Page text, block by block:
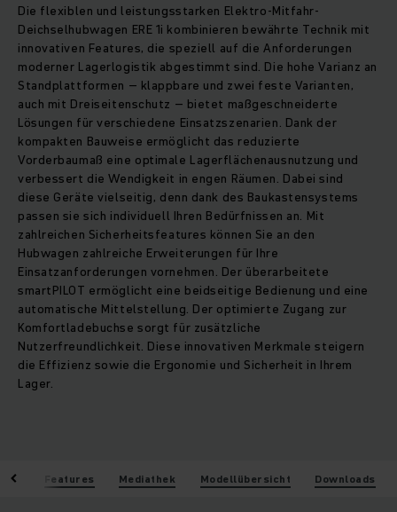
Die flexiblen und leistungsstarken Elektro-Mitfahr-
Deichselhubwagen ERE 1i kombinieren bewährte Technik mit
innovativen Features, die speziell auf die Anforderungen
moderner Lagerlogistik abgestimmt sind. Die hohe Varianz an
Standplattformen – klappbare und zwei feste Varianten,
auch mit Dreiseitenschutz – bietet maßgeschneiderte
Lösungen für verschiedene Einsatzszenarien. Dank der
kompakten Bauweise ermöglicht das reduzierte
Vorderbaumaß eine optimale Lagerflächenausnutzung und
verbessert die Wendigkeit in engen Räumen. Dabei sind
diese Geräte vielseitig, denn dank des Baukastensystems
passen sie sich individuell Ihren Bedürfnissen an. Mit
zahlreichen Sicherheitsfeatures können Sie an den
Hubwagen zahlreiche Erweiterungen für Ihre
Einsatzanforderungen vornehmen. Der überarbeitete
smartPILOT ermöglicht eine beidseitige Bedienung und eine
automatische Mittelstellung. Der optimierte Zugang zur
Komfortladebuchse sorgt für zusätzliche
Nutzerfreundlichkeit. Diese innovativen Merkmale steigern
die Effizienz sowie die Ergonomie und Sicherheit in Ihrem
Lager.
Features Mediathek Modellübersicht Downloads